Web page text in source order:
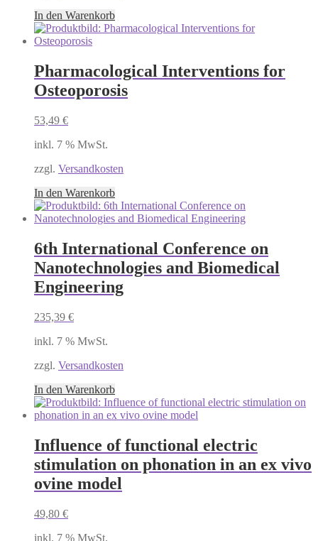
In den Warenkorb
Pharmacological Interventions for
Osteoporosis
53,49 €
inkl. 7 % MwSt.
zzgl. Versandkosten
In den Warenkorb
6th International Conference on
Nanotechnologies and Biomedical
Engineering
235,39 €
inkl. 7 % MwSt.
zzgl. Versandkosten
In den Warenkorb
Influence of functional electric
stimulation on phonation in an ex vivo
ovine model
49,80 €
inkl. 7 % MwSt.